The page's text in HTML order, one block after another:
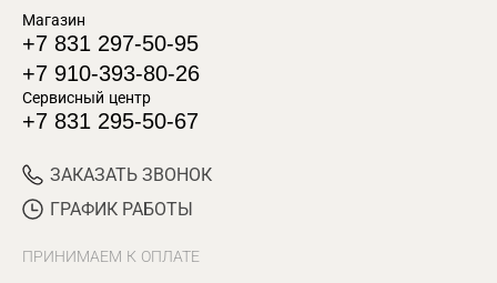
Магазин
+7 831 297-50-95
+7 910-393-80-26
Сервисный центр
+7 831 295-50-67
ЗАКАЗАТЬ ЗВОНОК
ГРАФИК РАБОТЫ
ПРИНИМАЕМ К ОПЛАТЕ